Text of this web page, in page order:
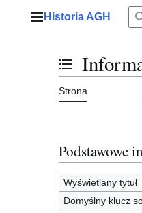
Menu główne
Historia AGH
Przełącz stan
Strona
Podstawowe
Wyświetlany tytuł
Domyślny klucz